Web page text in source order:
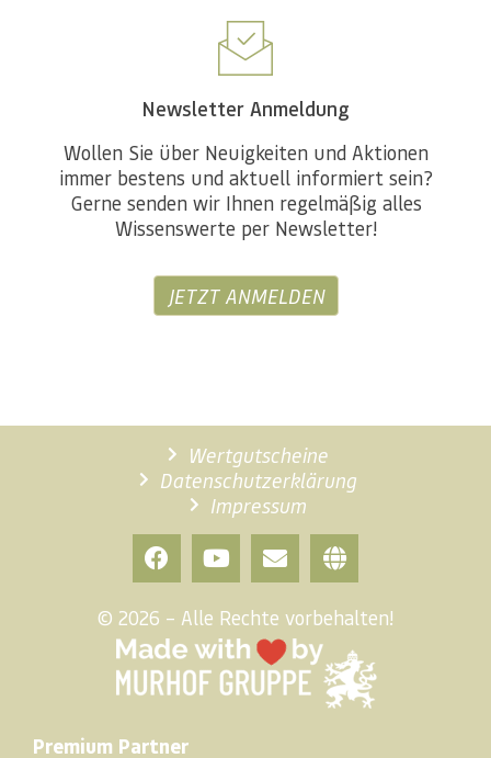
Newsletter Anmeldung
Wollen Sie über Neuigkeiten und Aktionen
immer bestens und aktuell informiert sein?
Gerne senden wir Ihnen regelmäßig alles
Wissenswerte per Newsletter!
JETZT ANMELDEN
Wertgutscheine
Datenschutzerklärung
Impressum
© 2026 – Alle Rechte vorbehalten!
Premium Partner